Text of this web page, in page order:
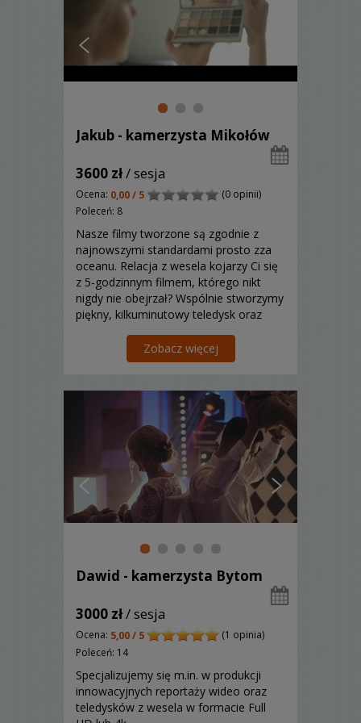
Jakub - kamerzysta Mikołów
3600 zł/ sesja
Ocena: 0,00 / 5
(0 opinii)
Poleceń: 8
Nasze filmy tworzone są zgodnie z
najnowszymi standardami prosto zza
oceanu. Relacja z wesela kojarzy Ci się
z 5-godzinnym filmem, którego nikt
nigdy nie obejrzał? Wspólnie stworzymy
piękny, kilkuminutowy teledysk oraz
weselną! Oferujemy również ujęcia z
Zobacz więcej
Dawid - kamerzysta Bytom
3000 zł/ sesja
Ocena: 5,00 / 5
(1 opinia)
Poleceń: 14
Specjalizujemy się m.in. w produkcji
innowacyjnych reportaży wideo oraz
teledysków z wesela w formacie Full